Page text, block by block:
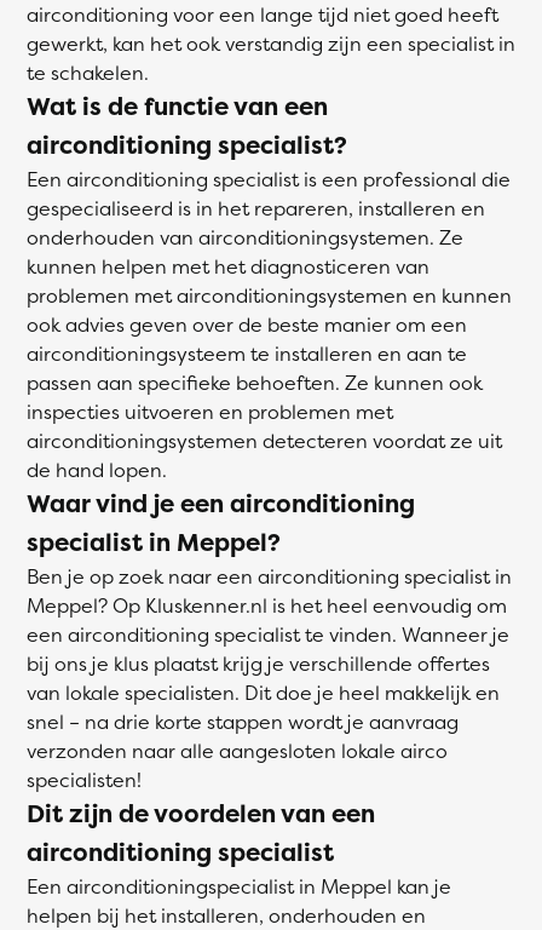
airconditioning voor een lange tijd niet goed heeft
gewerkt, kan het ook verstandig zijn een specialist in
te schakelen.
Wat is de functie van een
airconditioning specialist?
Een airconditioning specialist is een professional die
gespecialiseerd is in het repareren, installeren en
onderhouden van airconditioningsystemen. Ze
kunnen helpen met het diagnosticeren van
problemen met airconditioningsystemen en kunnen
ook advies geven over de beste manier om een
airconditioningsysteem te installeren en aan te
passen aan specifieke behoeften. Ze kunnen ook
inspecties uitvoeren en problemen met
airconditioningsystemen detecteren voordat ze uit
de hand lopen.
Waar vind je een airconditioning
specialist in Meppel?
Ben je op zoek naar een airconditioning specialist in
Meppel? Op Kluskenner.nl is het heel eenvoudig om
een airconditioning specialist te vinden. Wanneer je
bij ons je klus plaatst krijg je verschillende offertes
van lokale specialisten. Dit doe je heel makkelijk en
snel – na drie korte stappen wordt je aanvraag
verzonden naar alle aangesloten lokale airco
specialisten!
Dit zijn de voordelen van een
airconditioning specialist
Een airconditioningspecialist in Meppel kan je
helpen bij het installeren, onderhouden en